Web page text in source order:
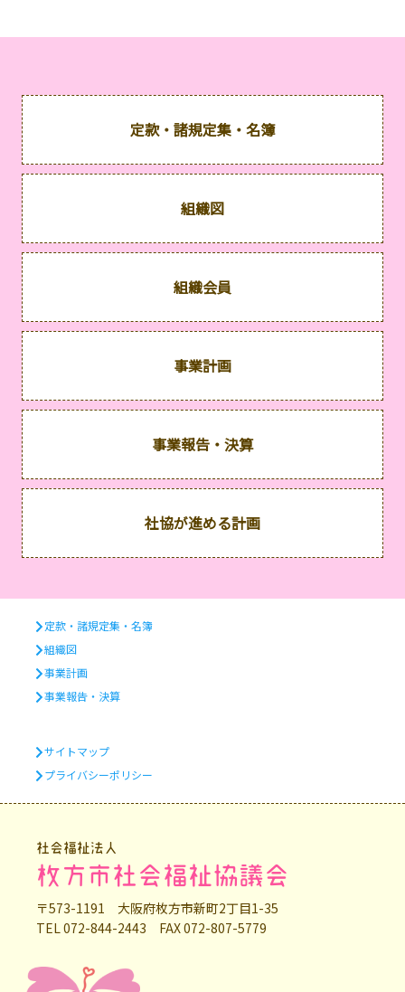
定款・諸規定集・名簿
組織図
組織会員
事業計画
事業報告・決算
社協が進める計画
定款・諸規定集・名簿
組織図
事業計画
事業報告・決算
サイトマップ
プライバシーポリシー
社会福祉法人
枚方市社会福祉協議会
〒573-1191 大阪府枚方市新町2丁目1-35
TEL 072-844-2443 FAX 072-807-5779